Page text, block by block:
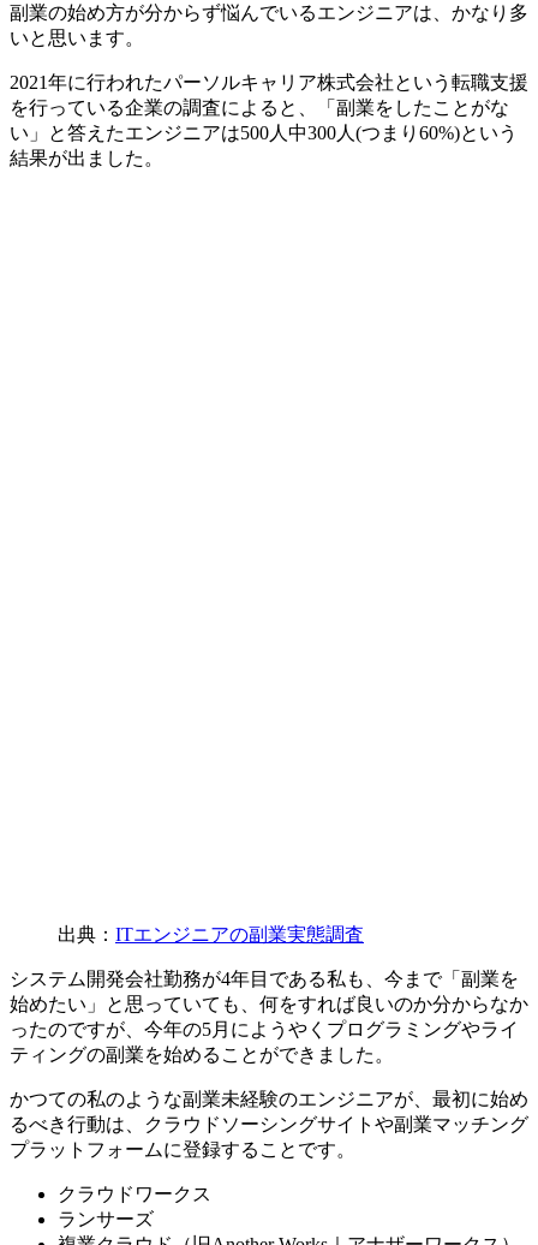
副業の始め方が分からず悩んでいるエンジニアは、かなり多
いと思います。
2021年に行われたパーソルキャリア株式会社という転職支援
を行っている企業の調査によると、「副業をしたことがな
い」と答えたエンジニアは500人中300人(つまり60%)という
結果が出ました。
出典： ITエンジニアの副業実態調査
システム開発会社勤務が4年目である私も、今まで「副業を
始めたい」と思っていても、何をすれば良いのか分からなか
ったのですが、今年の5月にようやくプログラミングやライ
ティングの副業を始めることができました。
かつての私のような副業未経験のエンジニアが、最初に始め
るべき行動は、
クラウドソーシングサイトや副業マッチング
プラットフォームに登録すること です。
クラウドワークス
ランサーズ